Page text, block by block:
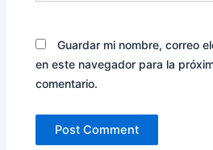
Guardar mi nombre, correo
en este navegador para la
comentario.